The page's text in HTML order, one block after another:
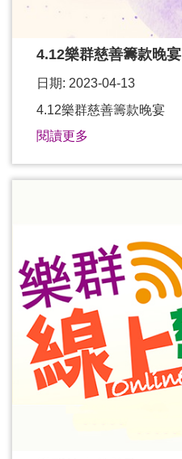
4.12樂群慈善籌款晚宴
日期: 2023-04-13
4.12樂群慈善籌款晚宴
閱讀更多